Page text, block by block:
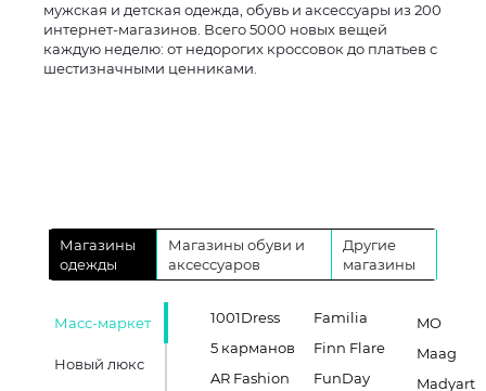
мужская и детская одежда, обувь и аксессуары из 200
интернет-магазинов. Всего 5000 новых вещей
каждую неделю: от недорогих кроссовок до платьев с
шестизначными ценниками.
Магазины
одежды
Магазины обуви и
аксессуаров
Другие
магазины
Масс-маркет
Новый люкс
1001Dress
5 карманов
AR Fashion
Familia
Finn Flare
FunDay
MO
Maag
Madyart